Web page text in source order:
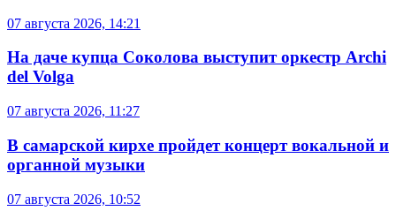
07 августа 2026, 14:21
На даче купца Соколова выступит оркестр Archi
del Volga
07 августа 2026, 11:27
В самарской кирхе пройдет концерт вокальной и
органной музыки
07 августа 2026, 10:52